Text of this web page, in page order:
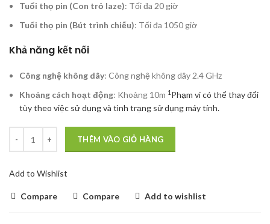
Tuổi thọ pin (Con trỏ laze): Tối đa 20 giờ
Tuổi thọ pin (Bút trình chiếu): Tối đa 1050 giờ
Khả năng kết nối
Công nghệ không dây: Công nghệ không dây 2.4 GHz
Khoảng cách hoạt động: Khoảng 10m 1 Phạm vi có thể thay đổi
tùy theo việc sử dụng và tình trạng sử dụng máy tính.
THÊM VÀO GIỎ HÀNG
Add to Wishlist
Compare Compare Add to wishlist